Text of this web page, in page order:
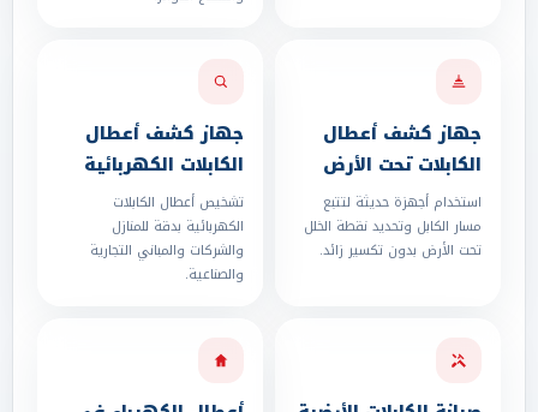
جهاز كشف أعطال
الكابلات تحت الأرض
استخدام أجهزة حديثة لتتبع
مسار الكابل وتحديد نقطة الخلل
تحت الأرض بدون تكسير زائد.
جهاز كشف أعطال
الكابلات الكهربائية
تشخيص أعطال الكابلات
الكهربائية بدقة للمنازل
والشركات والمباني التجارية
والصناعية.